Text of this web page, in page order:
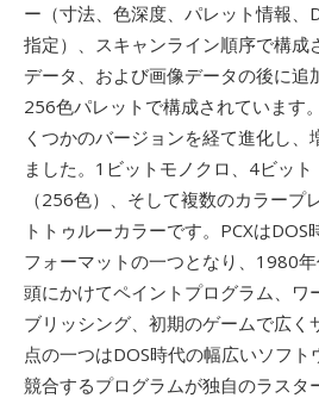
ー（寸法、色深度、パレット情報、
指定）、スキャンライン順序で構成
データ、および画像データの後に追
256色パレットで構成されています
くつかのバージョンを経て進化し、
ました。1ビットモノクロ、4ビッ
（256色）、そして複数のカラープ
トトゥルーカラーです。PCXは
フォーマットの一つとなり、1980
頭にかけてペイントプログラム、ワ
ブリッシング、初期のゲームで広く
点の一つはDOS時代の幅広いソフ
競合するプログラムが独自のラスタ